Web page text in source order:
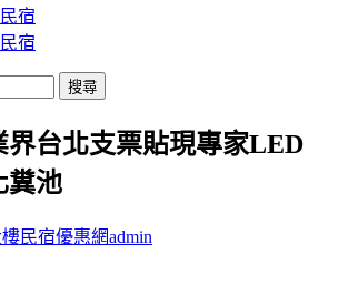
宿
宿
界台北支票貼現專家LED
糞池
民宿優惠網admin